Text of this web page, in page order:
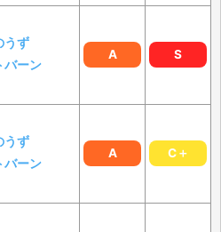
うず
バーン
A S
うず
バーン
A C＋